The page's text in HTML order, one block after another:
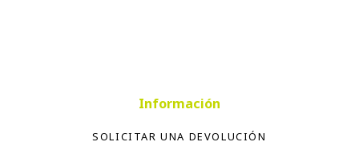
SOLICITAR UNA DEVOLUCIÓN
Políticas